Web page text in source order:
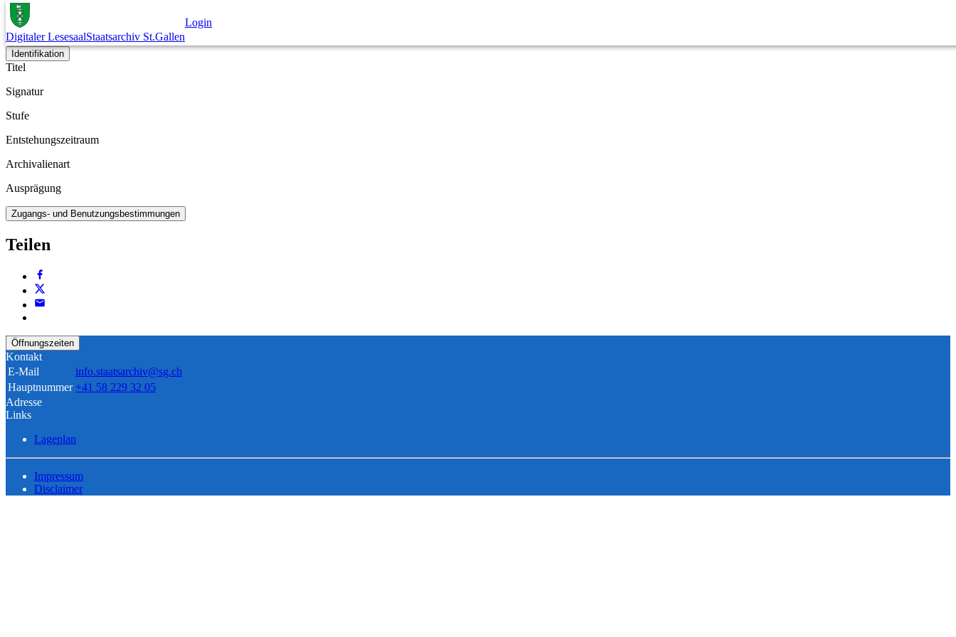
Digitaler LesesaalStaatsarchiv St.Gallen
Login
Dokument
Archivplan
Identifikation
Titel
Signatur
Stufe
Entstehungszeitraum
Archivalienart
Ausprägung
Zugangs- und Benutzungsbestimmungen
Teilen
Öffnungszeiten
Kontakt
E-Mail
info.staatsarchiv@sg.ch
Hauptnummer +41 58 229 32 05
Adresse
Links
Lageplan
Impressum
Disclaimer